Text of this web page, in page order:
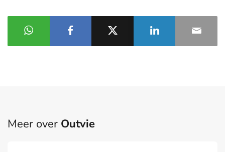
Meer over Outvie